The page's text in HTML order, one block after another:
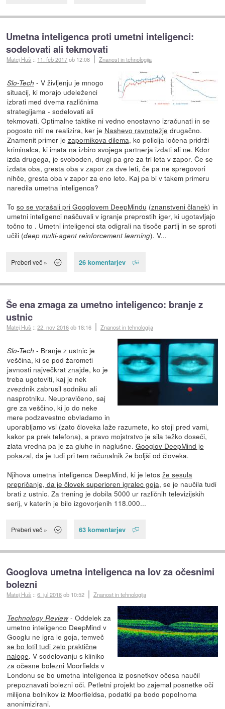
Umetna inteligenca proti umetni inteligenci:
sodelovati ali tekmovati
Matej Huš :: 11. feb 2017ob 12:08 Znanost in tehnologija
Slo-Tech - V življenju je mnogo
situacij, ki morajo udeleženci
izbrati med dvema različnima
strategijama - sodelovati ali
tekmovati. Optimalne taktike ni vedno enostavno izračunati in se
pogosto niti ne realizira, ker je Nashevo ravnotežje drugačno.
Znamenit primer je zapornikova dilema, ko policija ločena pridrži
kriminalca, ki imata na izbiro svojega partnerja izdati ali ne. Kdor
izda drugega, je svoboden, drugi pa gre za tri leta v zapor. Če se
izdata oba, gresta oba v zapor za dve leti, če pa ne spregovori
nihče, gresta oba v zapor za eno leto. Kaj pa bi v takem primeru
naredila umetna inteligenca?
To so se vprašali pri Googlovem DeepMindu (znanstveni članek) in
umetni inteligenci naščuvali v igranje preprostih iger, ki ugotavljajo
točno to . Umetni inteligenci sta odigrali na tisoče partij in se sproti
učili (deep multi-agent reinforcement learning). V...
Preberi več » 26 komentarjev
Še ena zmaga za umetno inteligenco: branje z
ustnic
Matej Huš ::22. nov 2016ob 18:16 Znanost in tehnologija
Slo-Tech - Branje z ustnicje
veščina, ki se pod žarometi
javnosti največkrat znajde, ko je
treba ugotoviti, kaj je nek
zvezdnik zabrusil sodniku ali
nasprotniku. Neupravičeno, saj
gre za veščino, ki jo do neke
mere podzavestno obvladamo in
uporabljamo vsi (zato človeka laže razumete, ko stoji pred vami,
kakor pa prek telefona), a pravo mojstrstvo je sila težko doseči,
zlata vredna pa je za gluhe in naglušne. Googlov DeepMind je
pokazal, da je tudi pri tem računalnik že boljši od človeka.
Njihova umetna inteligenca DeepMind, ki je letos že sesula
prepričanje, da je človek superioren igralec goja, se je naučila tudi
brati z ustnic. Za trening je dobila 5000 ur različnih televizijskih
serij, v katerih je bilo izgovorjenih 118.000...
Preberi več » 63 komentarjev
Googlova umetna inteligenca na lov za očesnimi
bolezni
Matej Huš ::6. jul 2016ob 10:52 Znanost in tehnologija
Technology Review- Oddelek za
umetno inteligenco DeepMind v
Googlu ne igra le goja, temveč
se bo lotil tudi zelo praktične
naloge. V sodelovanju s kliniko
za očesne bolezni Moorfields v
Londonu se bo umetna inteligenca iz posnetkov očesa naučil
prepoznavati bolezni oči. Petletni projekt bo zajemal posnetke oči
milijona bolnikov iz Moorfieldsa, podatki pa bodo popolnoma
anonimizirani.